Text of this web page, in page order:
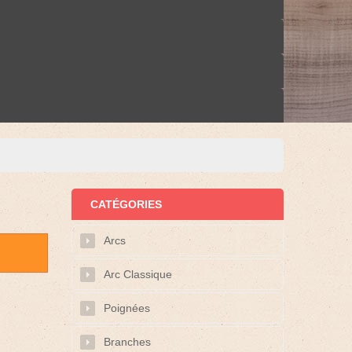
CATÉGORIES
Arcs
Arc Classique
Poignées
Branches